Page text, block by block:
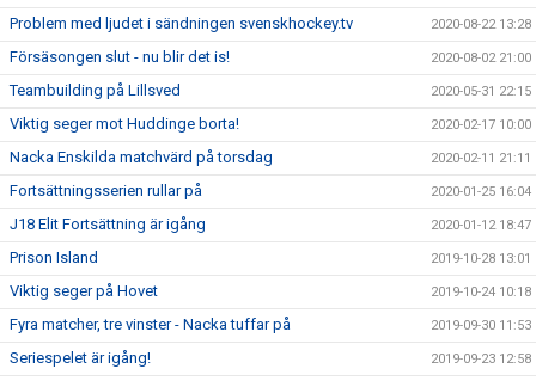
Problem med ljudet i sändningen svenskhockey.tv 2020-08-22 13:28
Försäsongen slut - nu blir det is! 2020-08-02 21:00
Teambuilding på Lillsved 2020-05-31 22:15
Viktig seger mot Huddinge borta! 2020-02-17 10:00
Nacka Enskilda matchvärd på torsdag 2020-02-11 21:11
Fortsättningsserien rullar på 2020-01-25 16:04
J18 Elit Fortsättning är igång 2020-01-12 18:47
Prison Island 2019-10-28 13:01
Viktig seger på Hovet 2019-10-24 10:18
Fyra matcher, tre vinster - Nacka tuffar på 2019-09-30 11:53
Seriespelet är igång! 2019-09-23 12:58